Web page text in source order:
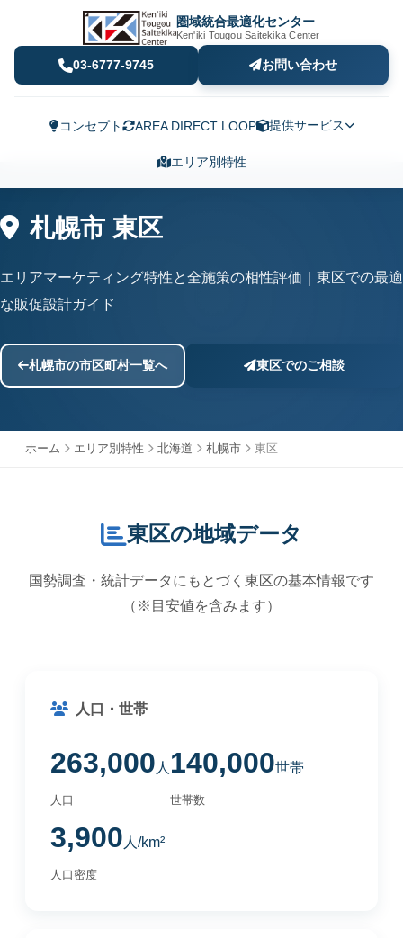
圏域統合最適化センター
Ken'iki Tougou Saitekika Center
03-6777-9745 お問い合わせ
コンセプト AREA DIRECT LOOP 提供サービス
エリア別特性
札幌市 東区
エリアマーケティング特性と全施策の相性評価｜東区での最適
な販促設計ガイド
札幌市の市区町村一覧へ 東区でのご相談
ホーム エリア別特性 北海道 札幌市 東区
東区の地域データ
国勢調査・統計データにもとづく東区の基本情報です
（※目安値を含みます）
人口・世帯
263,000 人
人口
140,000世帯
世帯数
3,900 人/km²
人口密度